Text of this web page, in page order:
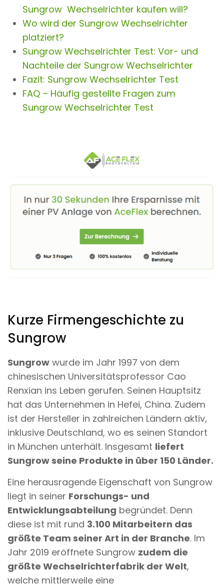
Sungrow Wechselrichter kaufen will?
Wo wird der Sungrow Wechselrichter
platziert?
Sungrow Wechselrichter Test: Vor- und
Nachteile der Sungrow Wechselrichter
Fazit: Sungrow Wechselrichter Test
FAQ – Häufig gestellte Fragen zum
Sungrow Wechselrichter Test
Kurze Firmengeschichte zu
Sungrow
Sungrow wurde im Jahr 1997 von dem
chinesischen Universitätsprofessor Cao
Renxian ins Leben gerufen. Seinen Hauptsitz
hat das Unternehmen in Hefei, China. Zudem
ist der Hersteller in zahlreichen Ländern aktiv,
inklusive Deutschland, wo es seinen Standort
in München unterhält. Insgesamt liefert
Sungrow seine Produkte in über 150 Länder.
Eine herausragende Eigenschaft von Sungrow
liegt in seiner Forschungs- und
Entwicklungsabteilung begründet. Denn
diese ist mit rund 3.100 Mitarbeitern das
größte Team seiner Art in der Branche. Im
Jahr 2019 eröffnete Sungrow zudem die
größte Wechselrichterfabrik der Welt,
welche mittlerweile eine